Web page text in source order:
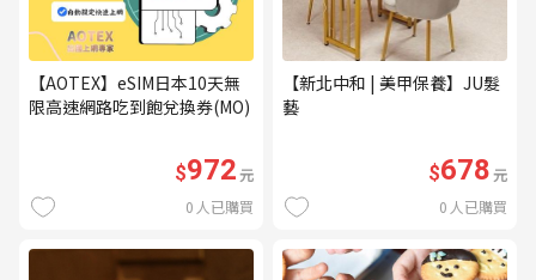
【AOTEX】eSIM日本10天無
限高速網路吃到飽兌換券(MO)
$972元
0 人已購買
【新北中和 | 美甲保養】JU髮
藝
$678元
0 人已購買